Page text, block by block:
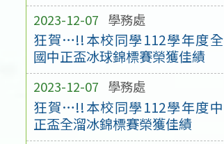
2023-12-07 學務處
狂賀…!!本校同學112學年度全
國中正盃冰球錦標賽榮獲佳績
2023-12-07 學務處
狂賀…!!本校同學112學年度中
正盃全溜冰錦標賽榮獲佳績